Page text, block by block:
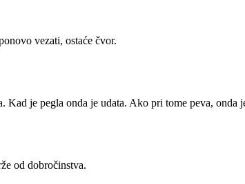
vezati, ostaće čvor.
Kad je pegla onda je udata. Ako pri tome peva, onda
od dobročinstva.